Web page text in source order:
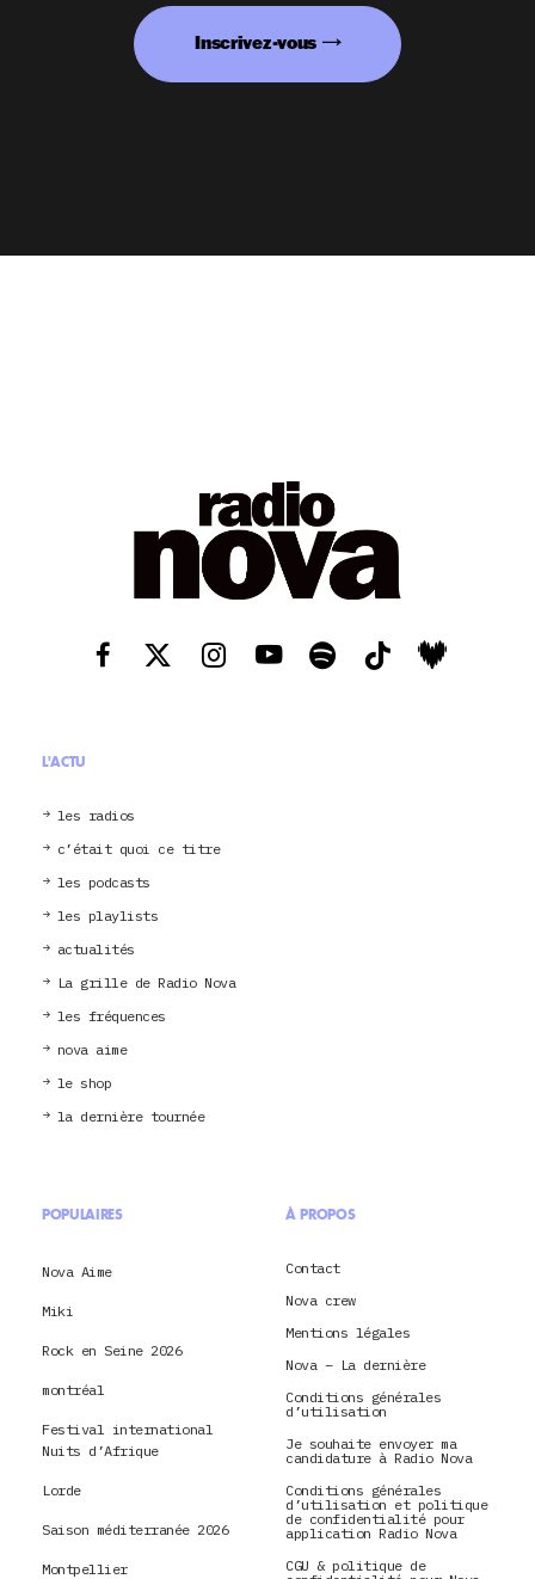
Inscrivez-vous
L'ACTU
les radios
c’était quoi ce titre
les podcasts
les playlists
actualités
La grille de Radio Nova
les fréquences
nova aime
le shop
la dernière tournée
POPULAIRES
Nova Aime
Miki
Rock en Seine 2026
montréal
Festival international
Nuits d’Afrique
Lorde
Saison méditerranée 2026
Montpellier
À PROPOS
Contact
Nova crew
Mentions légales
Nova – La dernière
Conditions générales
d’utilisation
Je souhaite envoyer ma
candidature à Radio Nova
Conditions générales
d’utilisation et politique
de confidentialité pour
application Radio Nova
CGU & politique de